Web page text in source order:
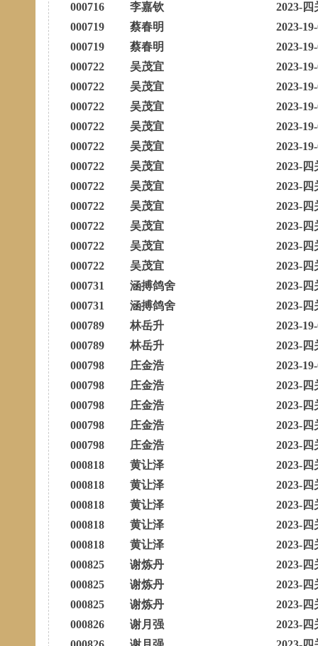
000716
李嘉钦
2023-四
000719
蔡春明
2023-
000719
蔡春明
2023-
000722
吴茂宜
2023-
000722
吴茂宜
2023-
000722
吴茂宜
2023-
000722
吴茂宜
2023-
000722
吴茂宜
2023-
000722
吴茂宜
2023-四
000722
吴茂宜
2023-四
000722
吴茂宜
2023-四
000722
吴茂宜
2023-四
000722
吴茂宜
2023-四
000722
吴茂宜
2023-四
000731
涵搏鸽舍
2023-四
000731
涵搏鸽舍
2023-四
000789
林岳升
2023-
000789
林岳升
2023-四
000798
庄金浩
2023-
000798
庄金浩
2023-四
000798
庄金浩
2023-四
000798
庄金浩
2023-四
000798
庄金浩
2023-四
000818
黄让泽
2023-四
000818
黄让泽
2023-四
000818
黄让泽
2023-四
000818
黄让泽
2023-四
000818
黄让泽
2023-四
000825
谢炼丹
2023-四
000825
谢炼丹
2023-四
000825
谢炼丹
2023-四
000826
谢月强
2023-四